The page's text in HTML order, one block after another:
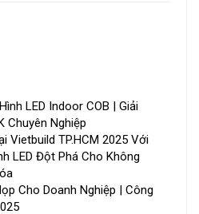
LED Indoor COB | Giải
Chuyên Nghiệp
Vietbuild TP.HCM 2025 Với
LED Đột Phá Cho Không
Cho Doanh Nghiệp | Công